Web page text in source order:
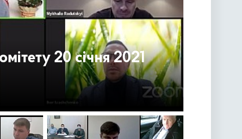
20 січня 2021